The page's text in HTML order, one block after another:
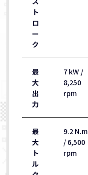
ト
ロ
ー
ク
最
大
出
力
7 kW /
8,250
rpm
最
大
ト
ル
9.2 N.m
/ 6,500
rpm